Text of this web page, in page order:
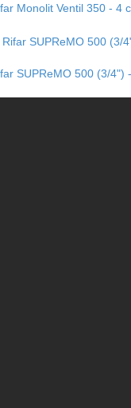
Monolit Ventil 350 -
SUPReMO 500 (3/4")